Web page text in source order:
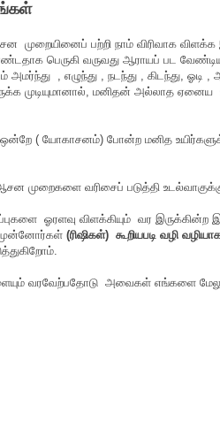
பற்றி நாம் விரிவாக விளக்க
பெருகி வருவது ஆராயப் பட வேண்டிய
, எழுந்து , நடந்து , கிடந்து, ஓடி ,
முடியுமானால், மனிதன் அல்லாத ஏனைய
( யோகாசனம்) போன்ற மனித
முறைகளை வரிசைப் படுத்தி
ஓரளவு விளக்கியும் வர இருக்கின்ற
முன்னோர்கள் (ரிஷிகள்) கூறியபடி வழி
வரவேற்பதோடு அவைகள் எங்களை